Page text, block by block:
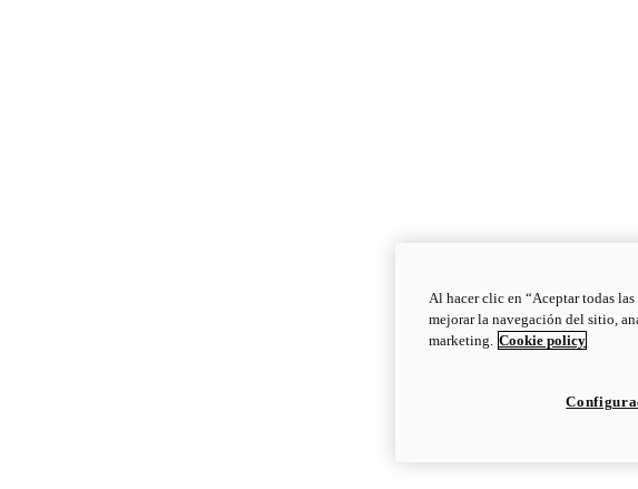
Al hacer clic en “Aceptar todas
mejorar la navegación del sitio,
marketing. Cookie policy